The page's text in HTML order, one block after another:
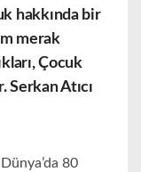
hakkında bir
merak
Çocuk
Serkan Atıcı
80